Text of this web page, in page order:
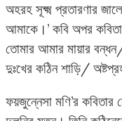
অহরহ সূক্ষ্ম প্রতারণার
আমাকে।’ কবি অপর
তোমার আমার মায়ার
দুঃখের কঠিন শাড়ি/
ফয়জুন্নেসা মণি’র